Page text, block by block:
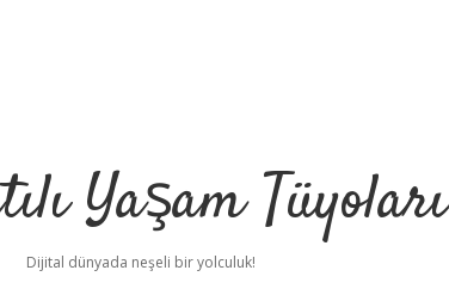
Yaşam Tüyoları
Dijital dünyada neşeli bir yolculuk!